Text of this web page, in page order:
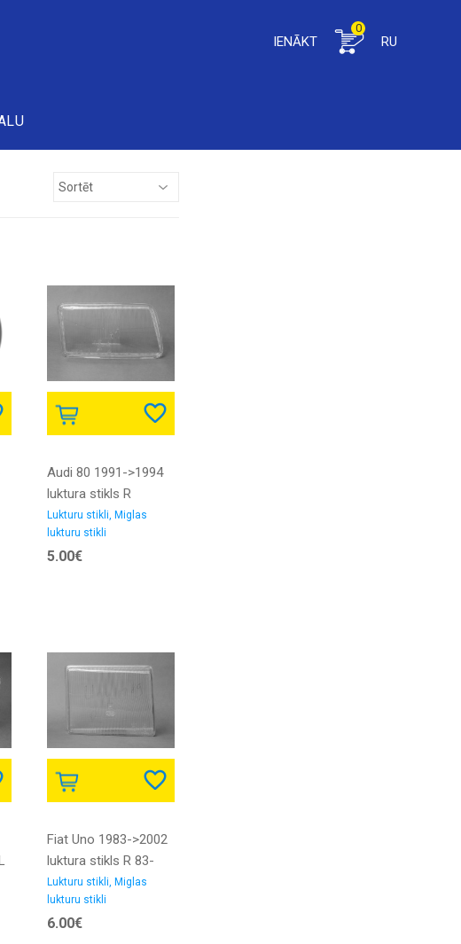
IENĀKT
0
RU
Audi 80 1991->1994
luktura stikls R
Lukturu stikli, Miglas
lukturu stikli
5.00€
Fiat Uno 1983->2002
luktura stikls R 83-
>89 DEPO
Lukturu stikli, Miglas
lukturu stikli
6.00€